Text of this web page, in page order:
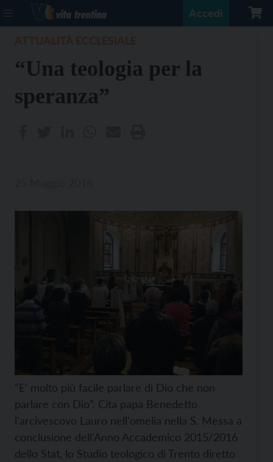
Accedi
“Una teologia per la
speranza”
“E' molto più facile parlare di Dio che non
parlare con Dio”. Cita papa Benedetto
l'arcivescovo Lauro nell'omelia nella S. Messa a
conclusione dell'Anno Accademico 2015/2016
dello Stat, lo Studio teologico di Trento diretto